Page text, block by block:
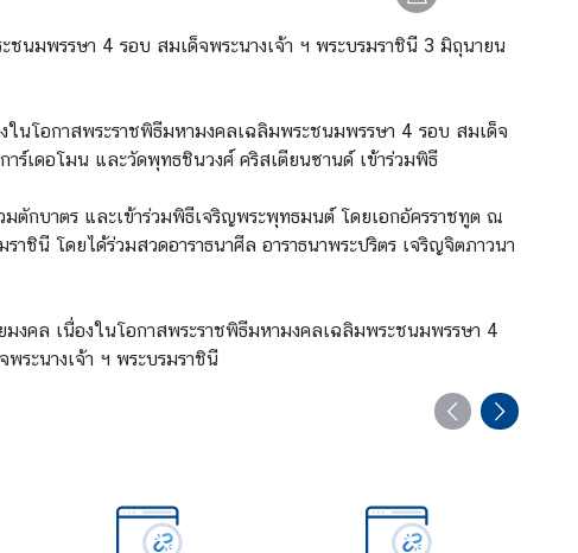
นมพรรษา 4 รอบ สมเด็จพระนางเจ้า ฯ พระบรมราชินี 3 มิถุนายน
นโอกาสพระราชพิธีมหามงคลเฉลิมพระชนมพรรษา 4 รอบ สมเด็จ
ร์เดอโมน และวัดพุทธชินวงศ์ คริสเตียนซานด์ เข้าร่วมพิธี
ตักบาตร และเข้าร่วมพิธีเจริญพระพุทธมนต์ โดยเอกอัครราชทูต ณ
ชินี โดยได้ร่วมสวดอาราธนาศีล อาราธนาพระปริตร เจริญจิตภาวนา
งคล เนื่องในโอกาสพระราชพิธีมหามงคลเฉลิมพระชนมพรรษา 4
ระนางเจ้า ฯ พระบรมราชินี